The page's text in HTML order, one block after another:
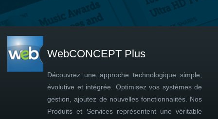
WebCONCEPT Plus
Découvrez une approche technologique simple,
évolutive et intégrée. Optimisez vos systèmes de
gestion, ajoutez de nouvelles fonctionnalités. Nos
Produits et Services représentent une véritable